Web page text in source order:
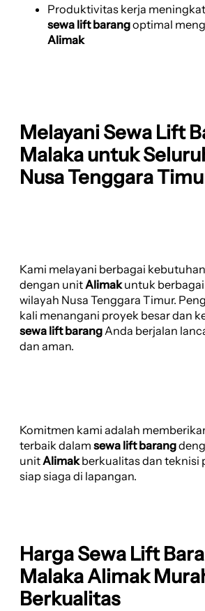
Produktivitas kerja
sewa lift barangoptimal
Alimak
Melayani Sewa Lift
Malaka untuk
Nusa Tenggara
Kami melayani berbagai kebutuhan
dengan unit Alimakuntuk
wilayah Nusa Tenggara Timur.
kali menangani proyek besar dan
sewa lift barang Anda berjalan
dan aman.
Komitmen kami adalah
terbaik dalam sewa lift barang
unitAlimakberkualitas dan teknisi
siap siaga di lapangan.
Harga Sewa Lift
Malaka Alimak
Berkualitas